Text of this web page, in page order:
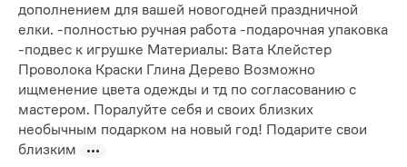
дополнением для вашей новогодней праздничной
елки. -полностью ручная работа -подарочная упаковка
-подвес к игрушке Материалы: Вата Клейстер
Проволока Краски Глина Дерево Возможно
ищменение цвета одежды и тд по согласованию с
мастером. Поралуйте себя и своих близких
необычным подарком на новый год! Подарите свои
близким